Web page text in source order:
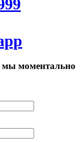
мы моментально